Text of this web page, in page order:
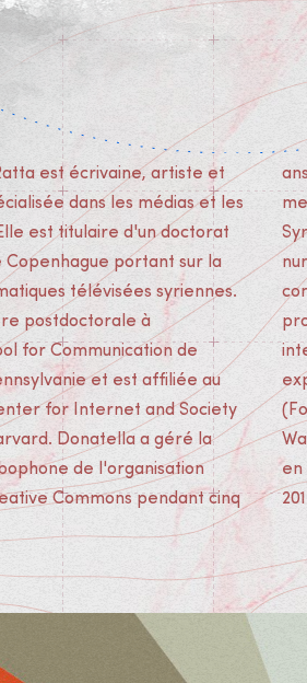
est écrivaine, artiste et
dans les médias et les
est titulaire d'un doctorat
portant sur la
télévisées syriennes.
postdoctorale à
for Communication de
et est affiliée au
for Internet and Society
Donatella a géré la
de l'organisation
Commons pendant cinq
Elle est co-fondatrice et
d'administration du site web
du prix des communautés
2014. Elle a été
expositions d'art et
"Syria off frame", une
de 140 artistes syriens
2015), et "Syrian New
d'images contemporaine
Museum, Amsterdam,